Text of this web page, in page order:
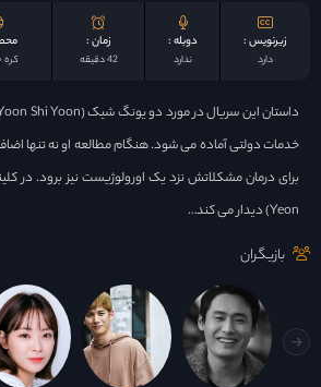
زیرنویس :
دارد
دوبله :
ندارد
زمان :
42 دقیقه کره
خدمات دولتی آماده می شود. هنگام مطالعه او نه تنها
Yeon) دیدار می کند…
بازیگران